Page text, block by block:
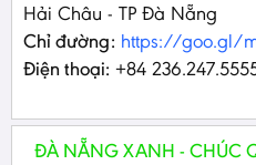
Hải Châu - TP Đà Nẵng
Chỉ đường: https://goo.gl/
Điện thoại: +84
ĐÀ NẴNG XANH - CHÚC